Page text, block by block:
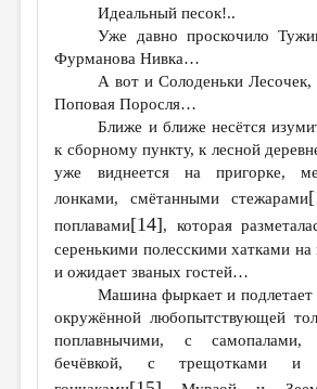
Идеальный песок!..
Уже давно проскочило
Фурманова Нивка…
А вот и Солоденьки
Поповая Поросля…
Ближе и ближе несётся
к сборному пункту, к лесной
уже виднеется на пригорке,
лонками, смётанными стежарами
поплавами[14], которая
серенькими полесскими хатками
и ожидает званых гостей…
Машина фыркает и подлетает
окружённой любопытствующей
поплавнычими, с самопалами,
бечёвкой, с трещотками и